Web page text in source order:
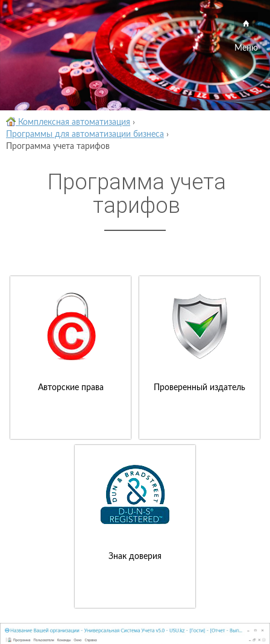
Меню
Комплексная автоматизация ›
Программы для автоматизации бизнеса ›
Программа учета тарифов
Программа учета
тарифов
Авторские права Проверенный издатель
Знак доверия